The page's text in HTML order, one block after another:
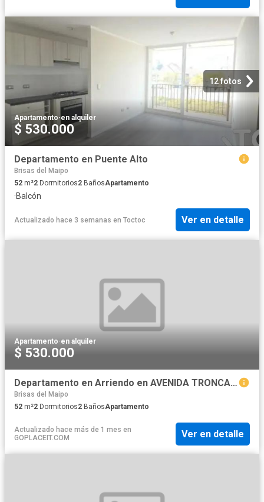
12 fotos
Apartamento·en alquiler
$ 530.000
Departamento en Puente Alto
Brisas del Maipo
52 m²2 Dormitorios2 BañosApartamento
·Balcón
Actualizado hace 3 semanas en Toctoc Ver en detalle
Apartamento·en alquiler
$ 530.000
Departamento en Arriendo en AVENIDA TRONCAL LAS TORRES CON CARDENAL OVIEDO
Brisas del Maipo
52 m²2 Dormitorios2 BañosApartamento
Actualizado hace más de 1 mes en
GOPLACEIT.COM
Ver en detalle